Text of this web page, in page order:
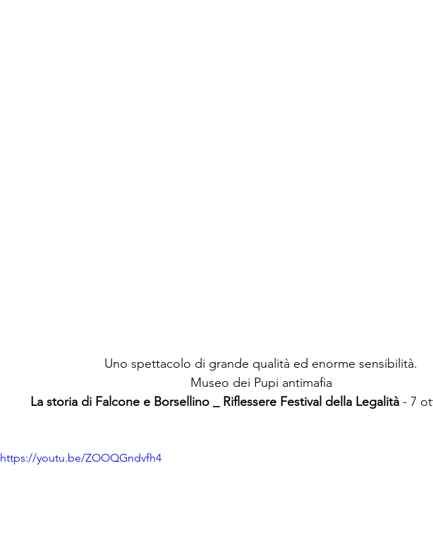
Uno spettacolo di grande qualità ed enorme sensibilità.
Museo dei Pupi antimafia
La storia di Falcone e Borsellino _ Riflessere Festival della Legalità - 7
https://youtu.be/ZOOQGndvfh4